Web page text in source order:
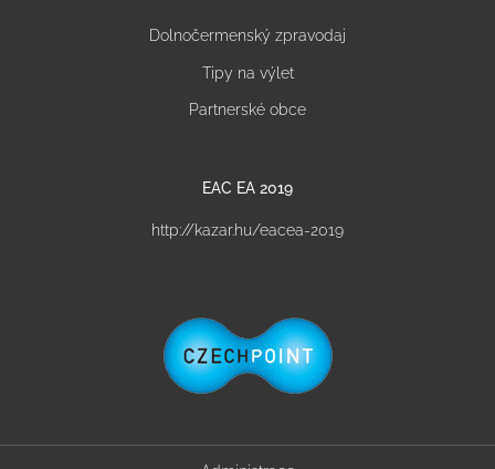
Dolnočermenský zpravodaj
Tipy na výlet
Partnerské obce
EAC EA 2019
http://kazar.hu/eacea-2019